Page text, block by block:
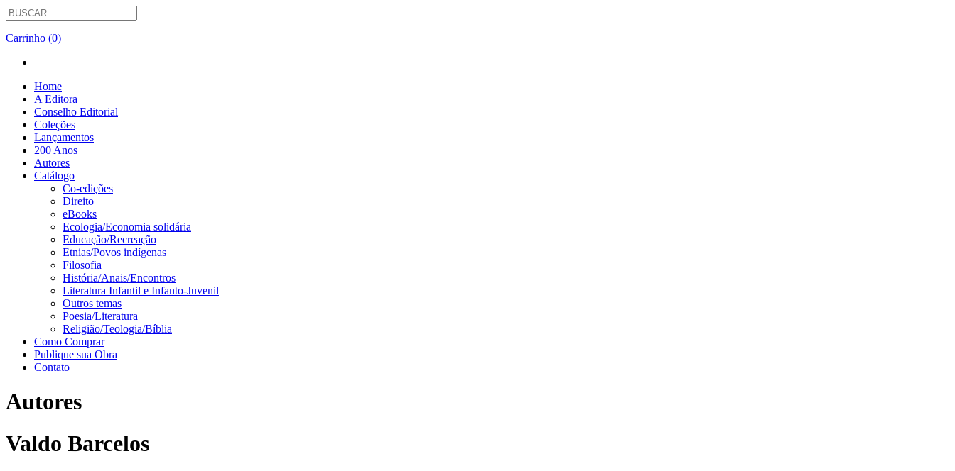
Carrinho (0)
Home
A Editora
Conselho Editorial
Coleções
Lançamentos
200 Anos
Autores
Catálogo
Co-edições
Direito
eBooks
Ecologia/Economia solidária
Educação/Recreação
Etnias/Povos indígenas
Filosofia
História/Anais/Encontros
Literatura Infantil e Infanto-Juvenil
Outros temas
Poesia/Literatura
Religião/Teologia/Bíblia
Como Comprar
Publique sua Obra
Contato
Autores
Valdo Barcelos